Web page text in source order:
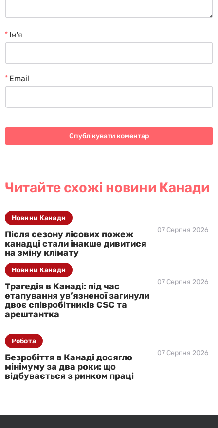
Ім'я
*
Email
*
Читайте схожі новини Канади
Після сезону лісових пожеж
канадці стали інакше дивитися
на зміну клімату
07 Серпня 2026
Новини Канади
Трагедія в Канаді: під час
етапування ув’язненої загинули
двоє співробітників CSC та
арештантка
07 Серпня 2026
Новини Канади
Безробіття в Канаді досягло
мінімуму за два роки: що
відбувається з ринком праці
07 Серпня 2026
Робота